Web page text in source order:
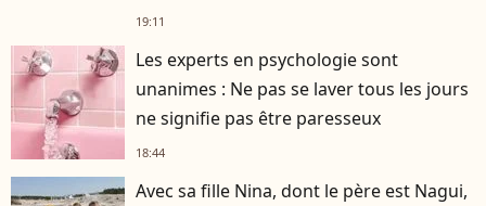
19:11
Les experts en psychologie sont
unanimes : Ne pas se laver tous les jours
ne signifie pas être paresseux
18:44
Avec sa fille Nina, dont le père est Nagui,